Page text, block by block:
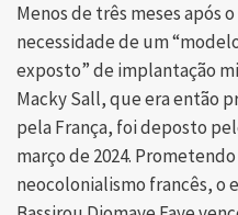
Menos de três meses após
necessidade de um
exposto” de implantação
Macky Sall, que era então
pela França, foi deposto
março de 2024.
neocolonialismo francês, o